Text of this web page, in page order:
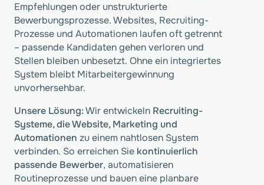
Empfehlungen oder unstrukturierte
Bewerbungsprozesse. Websites, Recruiting-
Prozesse und Automationen laufen oft getrennt
– passende Kandidaten gehen verloren und
Stellen bleiben unbesetzt. Ohne ein integriertes
System bleibt Mitarbeitergewinnung
unvorhersehbar.
Unsere Lösung:Wir entwickeln Recruiting-
Systeme, die Website, Marketing und
Automationen zu einem nahtlosen System
verbinden. So erreichen Sie kontinuierlich
passende Bewerber, automatisieren
Routineprozesse und bauen eine planbare